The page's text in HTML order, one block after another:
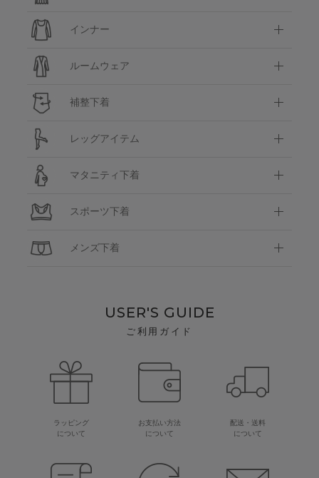
インナー
ルームウェア
補整下着
レッグアイテム
マタニティ下着
スポーツ下着
メンズ下着
USER'S GUIDE
ご利用ガイド
ラッピング
について
お支払い方法
について
配送・送料
について